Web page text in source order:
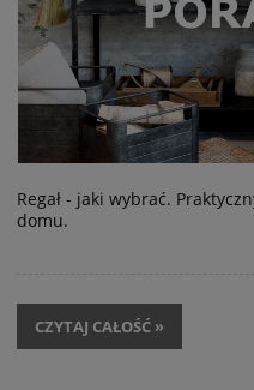
Regał - jaki wybrać.
domu.
CZYTAJ CAŁOŚĆ »